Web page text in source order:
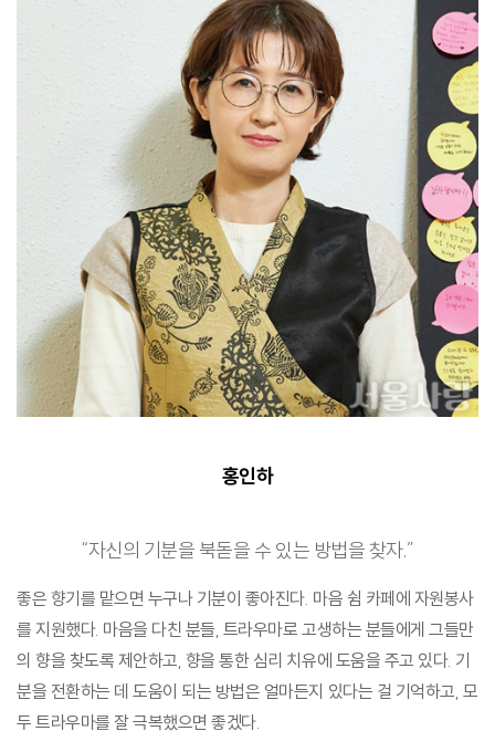
홍인하
“자신의 기분을 북돋을 수 있는 방법을 찾자.”
좋은 향기를 맡으면 누구나 기분이 좋아진다. 마음 쉼 카페에 자원봉사
를 지원했다. 마음을 다친 분들, 트라우마로 고생하는 분들에게 그들만
의 향을 찾도록 제안하고, 향을 통한 심리 치유에 도움을 주고 있다. 기
분을 전환하는 데 도움이 되는 방법은 얼마든지 있다는 걸 기억하고, 모
두 트라우마를 잘 극복했으면 좋겠다.